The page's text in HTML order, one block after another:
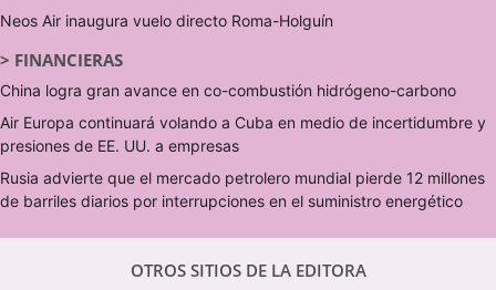
Neos Air inaugura vuelo directo Roma-Holguín
> FINANCIERAS
China logra gran avance en co-combustión hidrógeno-carbono
Air Europa continuará volando a Cuba en medio de incertidumbre y
presiones de EE. UU. a empresas
Rusia advierte que el mercado petrolero mundial pierde 12 millones
de barriles diarios por interrupciones en el suministro energético
OTROS SITIOS DE LA EDITORA